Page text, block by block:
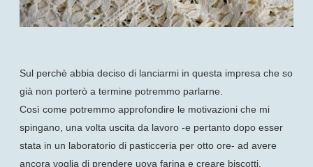
Sul perchè abbia deciso di lanciarmi in questa impresa che so
già non porterò a termine potremmo parlarne.
Così come potremmo approfondire le motivazioni che mi
spingano, una volta uscita da lavoro -e pertanto dopo esser
stata in un laboratorio di pasticceria per otto ore- ad avere
ancora voglia di prendere uova farina e creare biscotti.